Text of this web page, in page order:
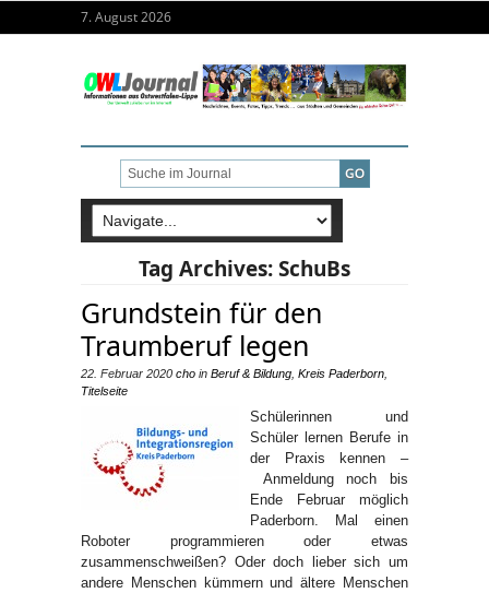
7. August 2026
Tag Archives:SchuBs
Grundstein für den
Traumberuf legen
22. Februar 2020 cho in Beruf & Bildung Kreis Paderborn
Titelseite
Schülerinnen und
Schüler lernen Berufe in
der Praxis kennen –
Anmeldung noch bis
Ende Februar möglich
Paderborn. Mal einen
Roboter programmieren oder etwas
zusammenschweißen? Oder doch lieber sich um
andere Menschen kümmern und ältere Menschen